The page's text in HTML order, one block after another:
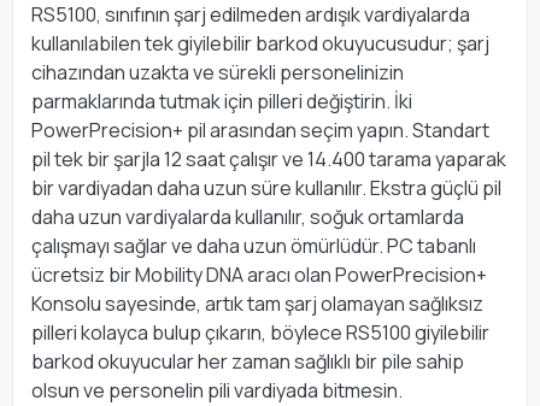
RS5100, sınıfının şarj edilmeden ardışık vardiyalarda
kullanılabilen tek giyilebilir barkod okuyucusudur; şarj
cihazından uzakta ve sürekli personelinizin
parmaklarında tutmak için pilleri değiştirin. İki
PowerPrecision+ pil arasından seçim yapın. Standart
pil tek bir şarjla 12 saat çalışır ve 14.400 tarama yaparak
bir vardiyadan daha uzun süre kullanılır. Ekstra güçlü pil
daha uzun vardiyalarda kullanılır, soğuk ortamlarda
çalışmayı sağlar ve daha uzun ömürlüdür. PC tabanlı
ücretsiz bir Mobility DNA aracı olan PowerPrecision+
Konsolu sayesinde, artık tam şarj olamayan sağlıksız
pilleri kolayca bulup çıkarın, böylece RS5100 giyilebilir
barkod okuyucular her zaman sağlıklı bir pile sahip
olsun ve personelin pili vardiyada bitmesin.